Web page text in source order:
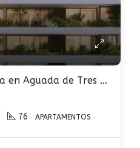
Apartamento en Venta en Aguada de Tres Dormitorios sobre Av. Libertador
76 APARTAMENTOS